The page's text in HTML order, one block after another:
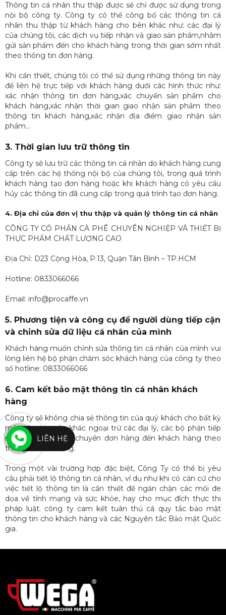
Thông tin cá nhân thu thập được sẽ chỉ được sử dụng trong
nội bộ công ty. Công ty có thể công bố các thông tin cá
nhân thu thập từ khách hàng cho bên khác như: các đại lý
của chúng tôi, các dịch vụ tiếp nhận và giao sản phẩm,nhằm
gửi sản phẩm đến cho khách hàng trong thời gian sớm nhất
theo thông tin đơn hàng.
Khi cần thiết, chúng tôi có thể sử dụng những thông tin này
để liên hệ trực tiếp với khách hàng dưới các hình thức như:
xác nhận thông tin đơn hàng,xác chuyển sản phẩm cho
khách hàng,xác nhận thời gian giao nhận sản phẩm theo
thông tin khách hàng,xác nhận địa điểm giao nhận sản
phẩm…
3. Thời gian lưu trữ thông tin
Công ty sẽ lưu trữ các thông tin cá nhân do khách hàng cung
cấp trên các hệ thống nội bộ của chúng tôi, trong quá trình
khách hàng tạo đơn hàng hoặc khi khách hàng có yêu cầu
hủy các thông tin đã cung cấp trong quá trình tạo đơn hàng.
4. Địa chỉ của đơn vị thu thập và quản lý thông tin cá nhân
CÔNG TY CỔ PHẦN CÀ PHÊ CHUYÊN NGHIỆP VÀ THIẾT BỊ
THỰC PHẨM CHẤT LƯỢNG CAO
Địa Chỉ: D23 Cộng Hòa, P.13, Quận Tân Bình – TP.HCM
Hotline: 0833066066
Email: info@procaffe.vn
5. Phương tiện và công cụ để người dùng tiếp cận
và chỉnh sửa dữ liệu cá nhân của mình
Khách hàng muốn chỉnh sửa thông tin cá nhân của mình vui
lòng liên hệ bộ phận chăm sóc khách hàng của công ty theo
số hotline: 0833066066
6. Cam kết bảo mật thông tin cá nhân khách
hàng
Công ty sẽ không chia sẻ thông tin của quý khách cho bất kỳ
một công ty nào khác ngoại trừ các đại lý, các bộ phận tiếp
nhận đơn hàng và chuyển đơn hàng đến khách hàng theo
thông tin đơn hàng.
Trong một vài trường hợp đặc biệt, Công Ty có thể bị yêu
cầu phải tiết lộ thông tin cá nhân, ví dụ như khi có căn cứ cho
việc tiết lộ thông tin là cần thiết để ngăn chặn các mối đe
dọa về tính mạng và sức khỏe, hay cho mục đích thực thi
pháp luật. công ty cam kết tuân thủ cá quy tắc bảo mật
thông tin cho khách hàng và các Nguyên tắc Bảo mật Quốc
gia.
LIÊN HỆ